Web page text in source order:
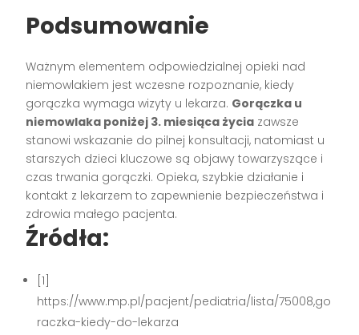
Podsumowanie
Ważnym elementem odpowiedzialnej opieki nad
niemowlakiem jest wczesne rozpoznanie, kiedy
gorączka wymaga wizyty u lekarza. Gorączka u
niemowlaka poniżej 3. miesiąca życia zawsze
stanowi wskazanie do pilnej konsultacji, natomiast u
starszych dzieci kluczowe są objawy towarzyszące i
czas trwania gorączki. Opieka, szybkie działanie i
kontakt z lekarzem to zapewnienie bezpieczeństwa i
zdrowia małego pacjenta.
Źródła:
[1]
https://www.mp.pl/pacjent/pediatria/lista/75008,go
raczka-kiedy-do-lekarza